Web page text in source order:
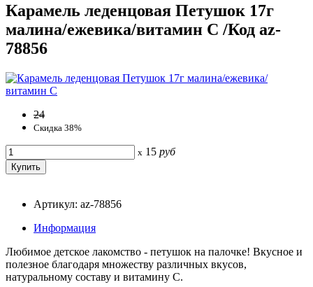
Карамель леденцовая Петушок 17г
малина/ежевика/витамин С /Код az-
78856
24
Скидка 38%
x 15 руб
Артикул: az-78856
Информация
Любимое детское лакомство - петушок на палочке! Вкусное и
полезное благодаря множеству различных вкусов,
натуральному составу и витамину С.